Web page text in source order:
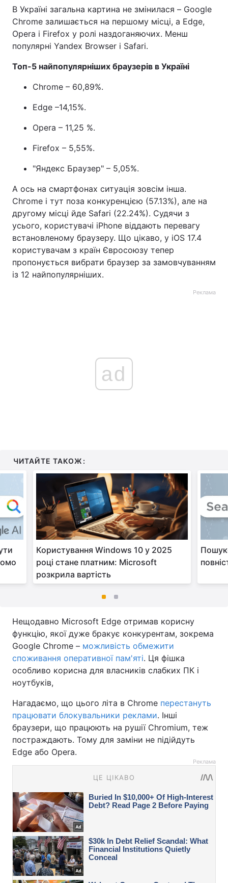
В Україні загальна картина не змінилася – Google
Chrome залишається на першому місці, а Edge,
Opera і Firefox у ролі наздоганяючих. Менш
популярні Yandex Browser і Safari.
Топ-5 найпопулярніших браузерів в Україні
Chrome – 60,89%.
Edge –14,15%.
Opera – 11,25 %.
Firefox – 5,55%.
"Яндекс Браузер" – 5,05%.
А ось на смартфонах ситуація зовсім інша.
Chrome і тут поза конкуренцією (57.13%), але на
другому місці йде Safari (22.24%). Судячи з
усього, користувачі iPhone віддають перевагу
встановленому браузеру. Що цікаво, у iOS 17.4
користувачам з країн Євросоюзу тепер
пропонується вибрати браузер за замовчуванням
із 12 найпопулярніших.
Реклама
ad
ЧИТАЙТЕ ТАКОЖ:
Користування Windows 10 у 2025
році стане платним: Microsoft
розкрила вартість
Нещодавно Microsoft Edge отримав корисну
функцію, якої дуже бракує конкурентам, зокрема
Google Chrome – можливість обмежити
споживання оперативної пам'яті. Ця фішка
особливо корисна для власників слабких ПК і
ноутбуків,
Нагадаємо, що цього літа в Chrome перестануть
працювати блокувальники реклами. Інші
браузери, що працюють на рушії Chromium, теж
постраждають. Тому для заміни не підійдуть
Edge або Opera.
Реклама